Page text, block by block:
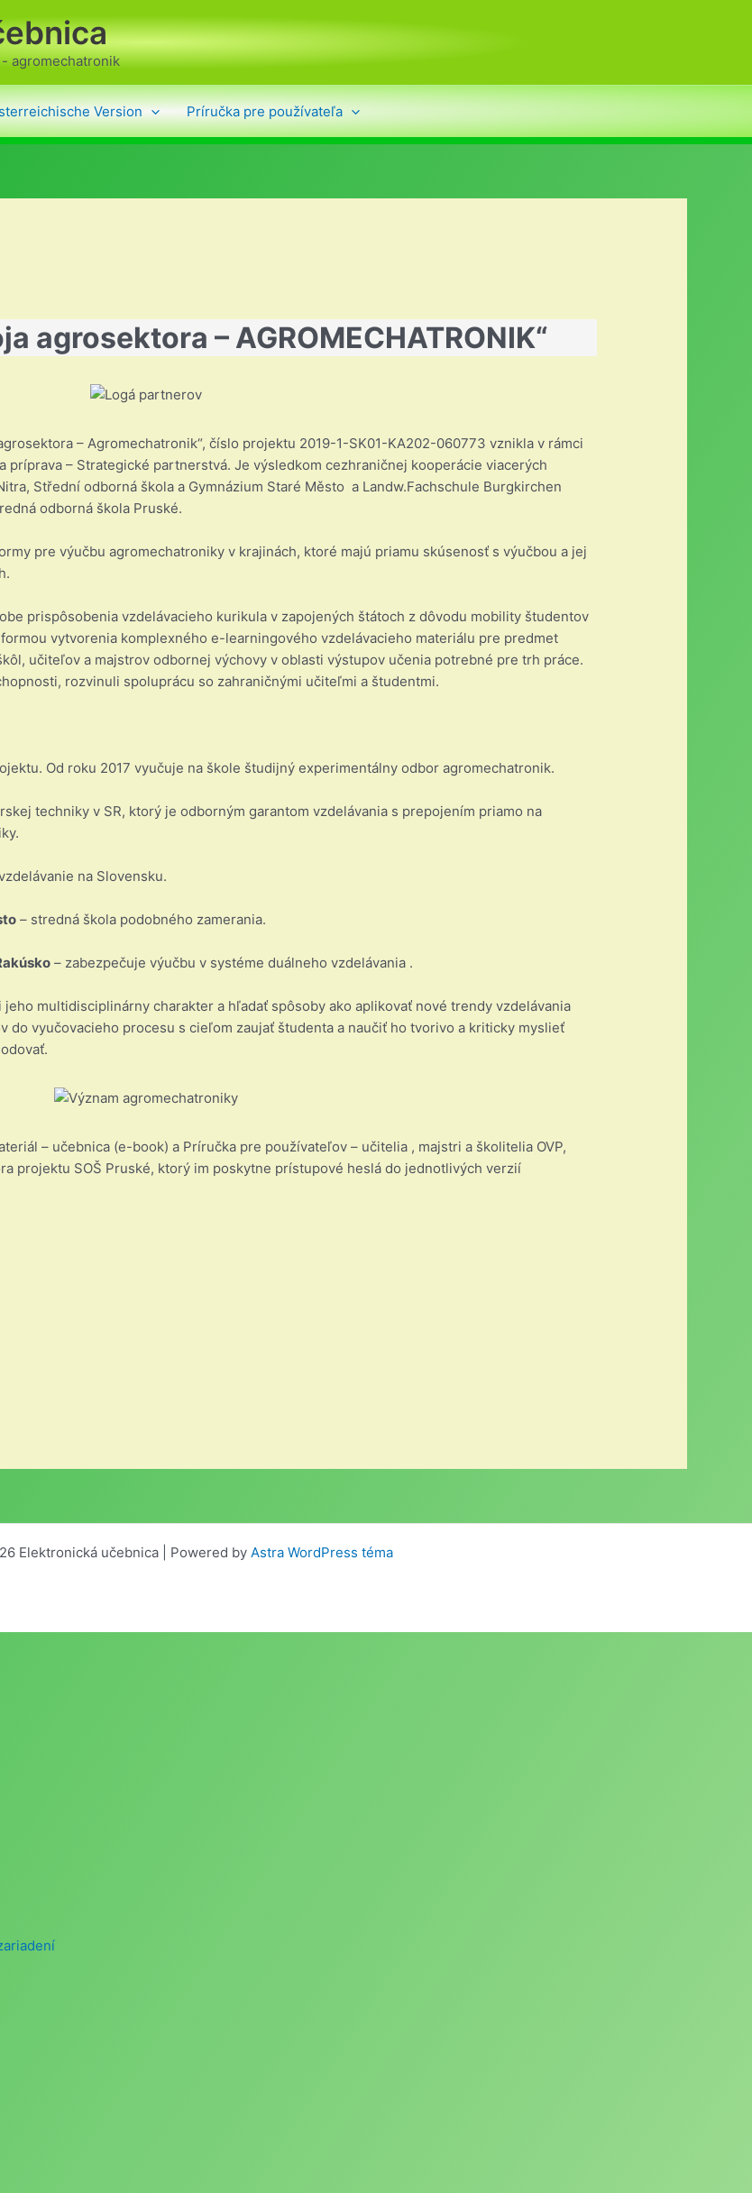
agromechatronik
Version Príručka pre používateľa
agrosektora – AGROMECHATRONIK“
– Agromechatronik“, číslo projektu 2019-1-SK01-KA202-060773 vznikla v rámci
príprava – Strategické partnerstvá. Je výsledkom cezhraničnej kooperácie viacerých
Střední odborná škola a Gymnázium Staré Město a Landw.Fachschule Burgkirchen
odborná škola Pruské.
pre výučbu agromechatroniky v krajinách, ktoré majú priamu skúsenosť s výučbou a jej
prispôsobenia vzdelávacieho kurikula v zapojených štátoch z dôvodu mobility študentov
vytvorenia komplexného e-learningového vzdelávacieho materiálu pre predmet
učiteľov a majstrov odbornej výchovy v oblasti výstupov učenia potrebné pre trh práce.
rozvinuli spoluprácu so zahraničnými učiteľmi a študentmi.
Od roku 2017 vyučuje na škole študijný experimentálny odbor agromechatronik.
techniky v SR, ktorý je odborným garantom vzdelávania s prepojením priamo na
na Slovensku.
– stredná škola podobného zamerania.
– zabezpečuje výučbu v systéme duálneho vzdelávania .
multidisciplinárny charakter a hľadať spôsoby ako aplikovať nové trendy vzdelávania
do vyučovacieho procesu s cieľom zaujať študenta a naučiť ho tvorivo a kriticky myslieť
– učebnica (e-book) a Príručka pre používateľov – učitelia , majstri a školitelia OVP,
projektu SOŠ Pruské, ktorý im poskytne prístupové heslá do jednotlivých verzií
Elektronická učebnica | Powered by Astra WordPress téma